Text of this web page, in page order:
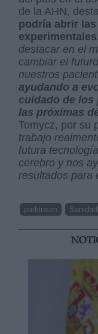
de la AHN,
podría abrir
destacar en el
cambiar el
nuestros
ayudando a
cuidado de los
las próximas
Tomycz, por su
trabajo
futura
cerebro y nos
resultados para
parkinson Sanidad